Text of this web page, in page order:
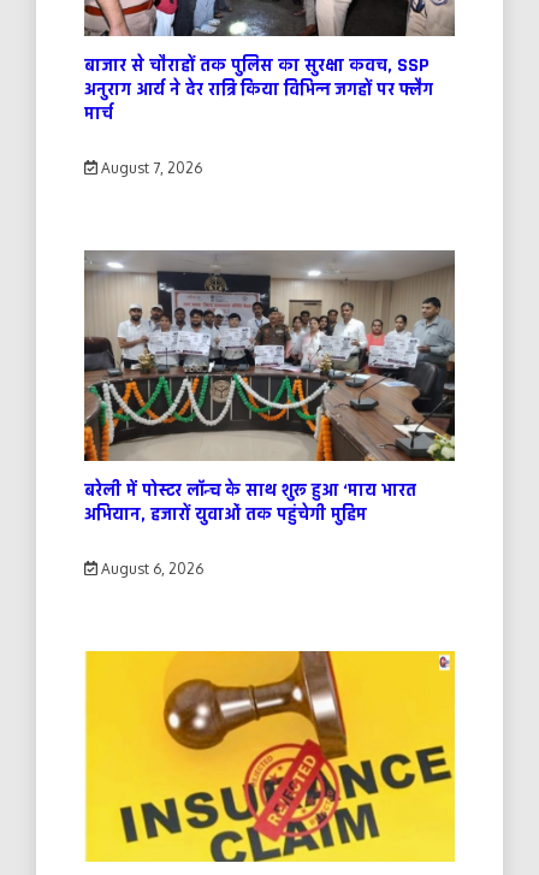
बाजार से चौराहों तक पुलिस का सुरक्षा कवच, SSP
अनुराग आर्य ने देर रात्रि किया विभिन्न जगहों पर फ्लैग
मार्च
August 7, 2026
बरेली में पोस्टर लॉन्च के साथ शुरू हुआ ‘माय भारत
अभियान, हजारों युवाओं तक पहुंचेगी मुहिम
August 6, 2026